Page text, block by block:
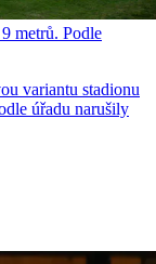
metrů. Podle
variantu stadionu
úřadu narušily